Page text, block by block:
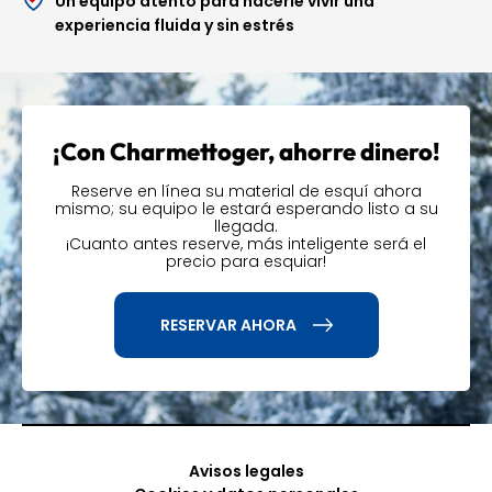
los esquís más adecuados y te ofrecerá ajustes
personalizados . ¡Con nuestra amplia selección, tendrás
Aprovecha todos
nuestros servicios
Para ofrecerle un servicio completo, la tienda también
ofrece:
para recogida rápida y prioritaria de tu
Almacenamientoseguro para su equipo
largo de tu estancia
Flexskipara mayor flexibilidad en tu alquiler
experiencia fluida y sin estrés
¡Con Charmettoger, ahorre dinero!
Reserve en línea su material de esquí ahora
mismo; su equipo le estará esperando listo a su
llegada.
¡Cuanto antes reserve, más inteligente será el
precio para esquiar!
RESERVAR AHORA
Avisos legales